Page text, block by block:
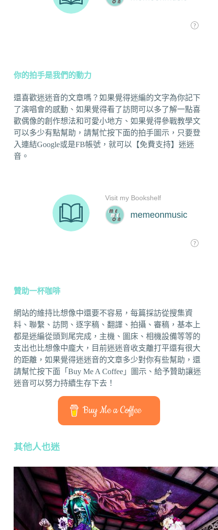
你的拍手是我們的動力
還喜歡迷迷音的文章嗎？如果覺得迷編的文字為你記下
了演唱會的感動、如果覺得看了訪問可以多了解一點喜
歡偶像的創作想法和可愛小地方、如果覺得參戰教學文
可以多少有點幫助，請幫忙按下面的拍手圖示，只要登
入連結Google或是FB帳號，就可以【免費支持】迷迷
音。
贊助一杯咖啡
網站的維持比想像中還要不容易，每篇採訪從搜集資
料、聯繫、訪問、逐字稿、翻譯、拍攝、審稿，基本上
都是迷編從頭到尾完成，主機、圖床、相機設備等等的
支出也比想像中龐大，目前迷迷音收支離打平還有很大
的距離，如果覺得迷迷音的文章多少對你有些幫助，還
請幫忙按下面「Buy Me A Coffee」圖示、給予贊助讓迷
迷音可以努力持續生存下去！
Buy Me a Coffee
其他人也迷